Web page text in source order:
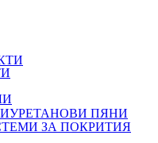
ПЯНИ
ЗА ПОКРИТИЯ